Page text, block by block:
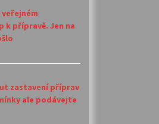
veřejném
k přípravě. Jen na
zastavení příprav
ale podávejte